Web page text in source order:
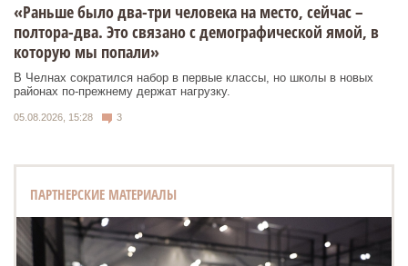
«Раньше было два-три человека на место, сейчас –
полтора-два. Это связано с демографической ямой, в
которую мы попали»
В Челнах сократился набор в первые классы, но школы в новых
районах по-прежнему держат нагрузку.
05.08.2026, 15:28 3
ПАРТНЕРСКИЕ МАТЕРИАЛЫ